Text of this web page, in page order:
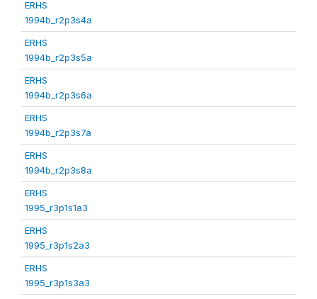
ERHS
1994b_r2p3s4a
ERHS
1994b_r2p3s5a
ERHS
1994b_r2p3s6a
ERHS
1994b_r2p3s7a
ERHS
1994b_r2p3s8a
ERHS
1995_r3p1s1a3
ERHS
1995_r3p1s2a3
ERHS
1995_r3p1s3a3